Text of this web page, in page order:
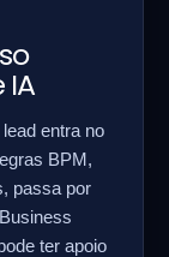
IA
entra no
BPM,
passa por
ter apoio